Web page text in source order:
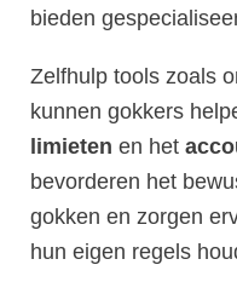
bieden
Zelfhulp tools zoals
kunnen gokkers
limieten en het
bevorderen het
gokken en zorgen
hun eigen regels